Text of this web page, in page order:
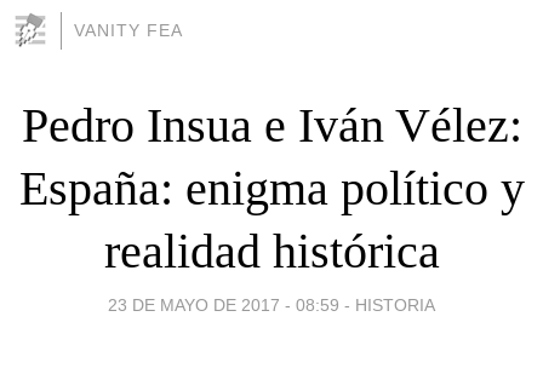
VANITY FEA
Pedro Insua e Iván Vélez:
España: enigma político y
realidad histórica
23 DE MAYO DE 2017 - 08:59 - HISTORIA